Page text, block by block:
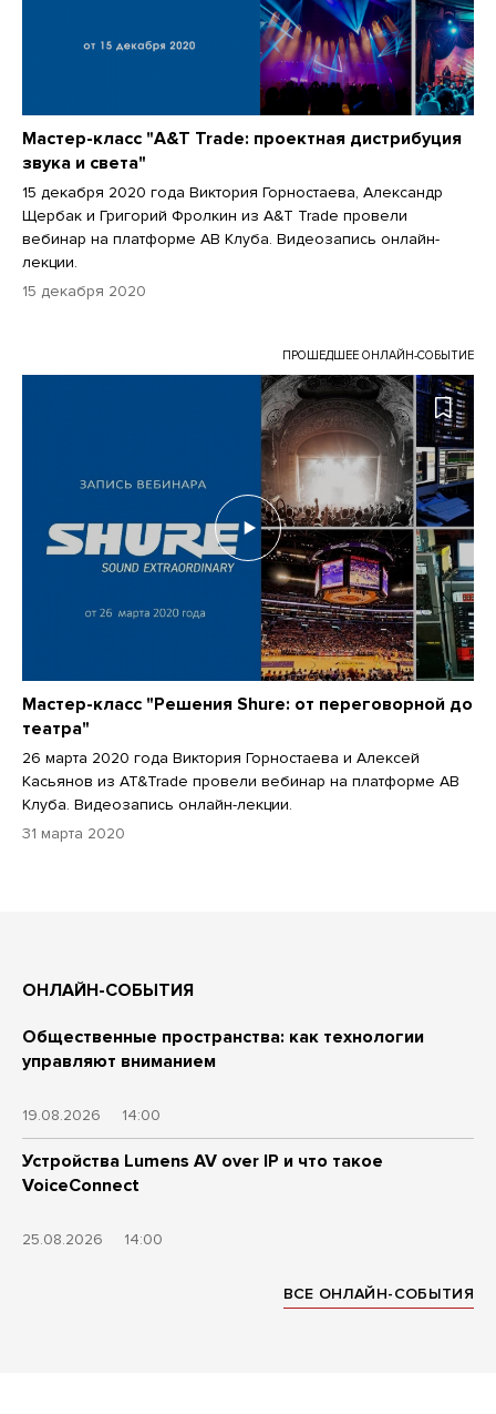
Мастер-класс "A&T Trade: проектная дистрибуция
звука и света"
15 декабря 2020 года Виктория Горностаева, Александр
Щербак и Григорий Фролкин из A&T Trade провели
вебинар на платформе АВ Клуба. Видеозапись онлайн-
лекции.
15 декабря 2020
ПРОШЕДШЕЕ ОНЛАЙН-СОБЫТИЕ
Мастер-класс "Решения Shure: от переговорной до
театра"
26 марта 2020 года Виктория Горностаева и Алексей
Касьянов из AT&Trade провели вебинар на платформе АВ
Клуба. Видеозапись онлайн-лекции.
31 марта 2020
ОНЛАЙН-СОБЫТИЯ
Общественные пространства: как технологии
управляют вниманием
19.08.2026 14:00
Устройства Lumens AV over IP и что такое
VoiceConnect
25.08.2026 14:00
ВСЕ ОНЛАЙН-СОБЫТИЯ